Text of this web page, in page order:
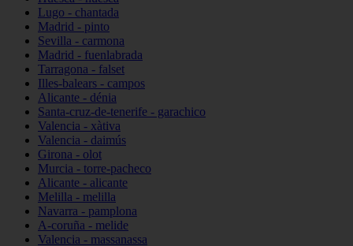
Lugo - chantada
Madrid - pinto
Sevilla - carmona
Madrid - fuenlabrada
Tarragona - falset
Illes-balears - campos
Alicante - dénia
Santa-cruz-de-tenerife - garachico
Valencia - xàtiva
Valencia - daimús
Girona - olot
Murcia - torre-pacheco
Alicante - alicante
Melilla - melilla
Navarra - pamplona
A-coruña - melide
Valencia - massanassa